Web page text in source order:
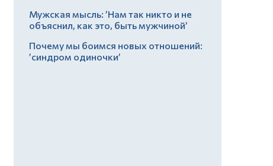
Мужская мысль: ’Нам так никто и не
объяснил, как это, быть мужчиной’
Почему мы боимся новых отношений:
’синдром одиночки’